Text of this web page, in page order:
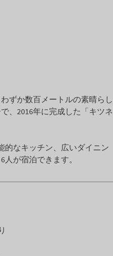
ずか数百メートルの素晴らし
、2016年に完成した「キツネ
的なキッチン、広いダイニン
が宿泊できます。